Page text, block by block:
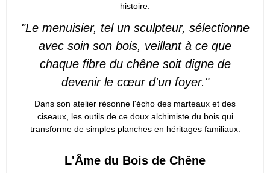
histoire.
"Le menuisier, tel un sculpteur, sélectionne
avec soin son bois, veillant à ce que
chaque fibre du chêne soit digne de
devenir le cœur d'un foyer."
Dans son atelier résonne l'écho des marteaux et des
ciseaux, les outils de ce doux alchimiste du bois qui
transforme de simples planches en héritages familiaux.
L'Âme du Bois de Chêne